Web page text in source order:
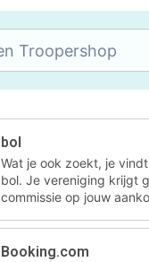
bol
Wat je ook zoekt, je
bol. Je vereniging krijgt
commissie op jouw
Booking.com